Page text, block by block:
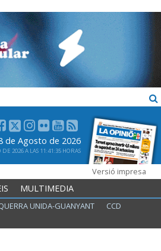
de Agosto de 2026
2026 A LAS 11:41:35 HORAS
Versió impresa
MULTIMEDIA
UNIDA-GUANYANT
CCD